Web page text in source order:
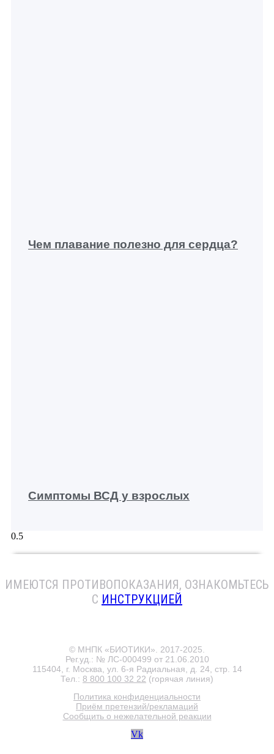
Чем плавание полезно для сердца?
Симптомы ВСД у взрослых
ИМЕЮТСЯ ПРОТИВОПОКАЗАНИЯ, ОЗНАКОМЬТЕСЬ
С ИНСТРУКЦИЕЙ
© МНПК «БИОТИКИ». 2017-2025.
Рег.уд.: № ЛС-000499 от 21.06.2010
115404, г. Москва, ул. 6-я Радиальная, д. 24, стр. 14
Тел.: 8 800 100 32 22 (горячая линия)
Политика конфиденциальности
Приём претензий/рекламаций
Сообщить о нежелательной реакции
Vk